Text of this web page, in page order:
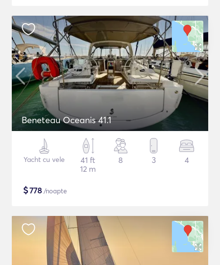
Beneteau Oceanis 41.1
Yacht cu vele
41 ft
12 m
8 3 4
$778 /noapte